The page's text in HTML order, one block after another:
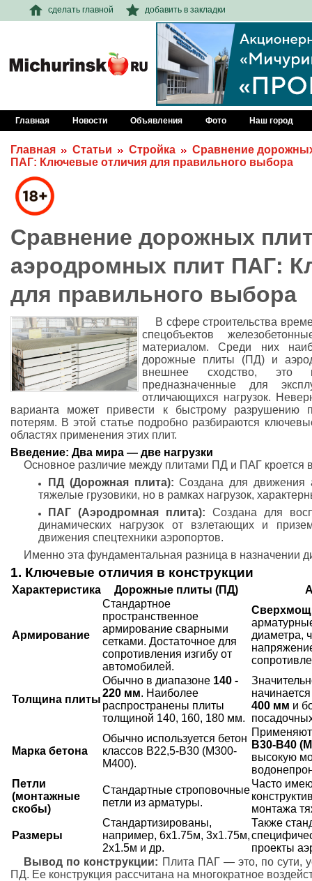
сделать главной добавить в закладки
Главная Новости Объявления Фото Наш город
Главная Статьи Стройка
Сравнение
ПАГ: Ключевые отличия для правильного выбора
Сравнение дорожных
аэродромных плит ПАГ:
для правильного выбора
В сфере строительства
спецобъектов
материалом. Среди них
дорожные плиты (ПД) и
внешнее сходство, это
предназначенные для
отличающихся нагрузок.
варианта может привести к быстрому разрушению
потерям. В этой статье подробно разбираются
областях применения этих плит.
Введение: Два мира — две нагрузки
Основное различие между плитами ПД и ПАГ кроется
ПД (Дорожная плита): Создана для движения
тяжелые грузовики, но в рамках нагрузок,
ПАГ (Аэродромная плита): Создана для
динамических нагрузок от взлетающих и
движения спецтехники аэропортов.
Именно эта фундаментальная разница в назначении
1. Ключевые отличия в конструкции
Характеристика Дорожные плиты (ПД)
Армирование
Стандартное
пространственное
армирование сварными
сетками. Достаточное для
сопротивления изгибу от
автомобилей.
диаметра,
Толщина плиты
Обычно в диапазоне 140 -
220 мм. Наиболее
распространены плиты
толщиной 140, 160, 180 мм.
400 мм и
Марка бетона
Обычно используется бетон
классов B22,5-B30 (М300-
М400).
B30-B40
высокую
Петли
(монтажные
скобы)
Стандартные строповочные
петли из арматуры.
Часто
монтажа
Размеры
Стандартизированы,
например, 6x1.75м, 3x1.75м,
2x1.5м и др.
Также
проекты
Вывод по конструкции: Плита ПАГ — это, по сути,
ПД. Ее конструкция рассчитана на многократное